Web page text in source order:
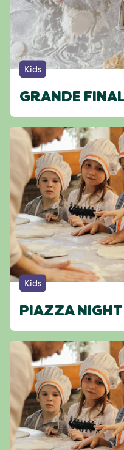
Kids
GRANDE
Kids
PIAZZA NIGHT